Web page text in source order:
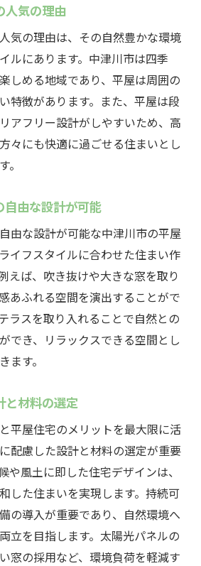
実現する独自のテイスト
素材を活かした家づくり
しい平屋のデザイン例
中津川市の平屋の魅力
の暮らしの魅力
する豊かな生活
ではの高い自由度
わせた平屋のプラン
いエコ住宅の提案
住宅の平屋を建てるポイント
イント
すべき要素
想を実現する方法
び方と注意点
ビスの重要性
で中津川市の魅力を最大限に引
特徴と中津川市の魅力
を活かした設計
り入れた住まい
ティとの関わり方
人気の理由
気の理由は、その自然豊かな環境
ルにあります。中津川市は四季
しめる地域であり、平屋は周囲の
特徴があります。また、平屋は段
アフリー設計がしやすいため、高
々にも快適に過ごせる住まいとし
。
由な設計が可能
由な設計が可能な中津川市の平屋
イフスタイルに合わせた住まい作
えば、吹き抜けや大きな窓を取り
あふれる空間を演出することがで
ラスを取り入れることで自然との
でき、リラックスできる空間とし
ます。
と材料の選定
平屋住宅のメリットを最大限に活
配慮した設計と材料の選定が重要
や風土に即した住宅デザインは、
した住まいを実現します。持続可
の導入が重要であり、自然環境へ
立を目指します。太陽光パネルの
窓の採用など、環境負荷を軽減す